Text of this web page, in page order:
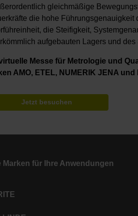
gleichmäßige
die hohe
die Steifigkeit,
aufgebauten Lagers und
Messe für Metrologie und
AMO, ETEL, NUMERIK JENA und
Jetzt besuchen
Marken für Ihre Anwendungen